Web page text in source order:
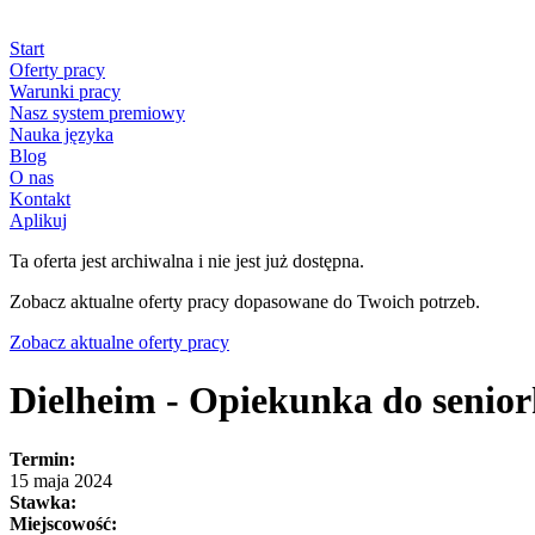
Start
Oferty pracy
Warunki pracy
Nasz system premiowy
Nauka języka
Blog
O nas
Kontakt
Aplikuj
Ta oferta jest archiwalna i nie jest już dostępna.
Zobacz aktualne oferty pracy dopasowane do Twoich potrzeb.
Zobacz aktualne oferty pracy
Dielheim - Opiekunka do
Termin:
15 maja 2024
Stawka:
Miejscowość: